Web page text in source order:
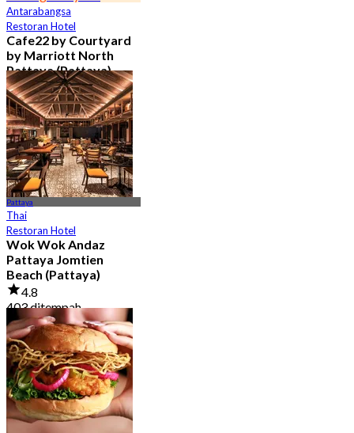
Antarabangsa
Restoran Hotel
Cafe22 by Courtyard
by Marriott North
Pattaya (Pattaya)
4.8
1.2K ditempah
Dari฿ 350
Pattaya
Thai
Restoran Hotel
Wok Wok Andaz
Pattaya Jomtien
Beach (Pattaya)
4.8
403 ditempah
Dari฿ 795